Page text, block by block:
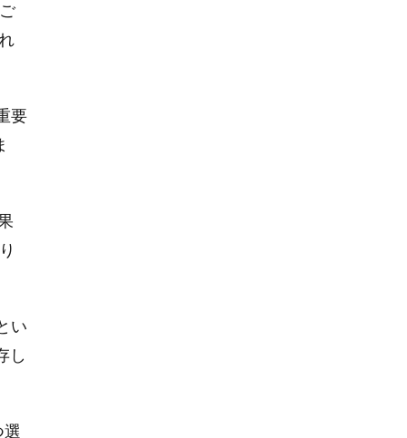
要
い
し